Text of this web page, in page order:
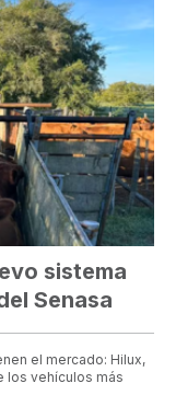
sistema
Senasa
el mercado: Hilux,
los vehículos más